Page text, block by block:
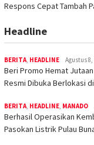
Respons Cepat Tambah
Headline
BERITA HEADLINE Agustus 8,
Beri Promo Hemat
Resmi Dibuka Berlokasi
BERITA HEADLINE MANADO
Berhasil Operasikan
Pasokan Listrik Pulau